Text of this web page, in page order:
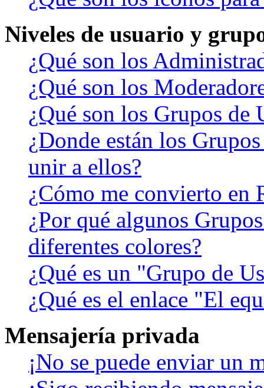
Niveles de usuario y
¿Qué son los
¿Qué son los
¿Qué son los Grupos de
¿Donde están los
unir a ellos?
¿Cómo me convierto en
¿Por qué algunos
diferentes colores?
¿Qué es un "Grupo de
¿Qué es el enlace "El
Mensajería privada
¡No se puede enviar un